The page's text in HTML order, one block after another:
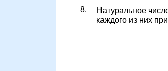
8.
Натуральное
каждого из них